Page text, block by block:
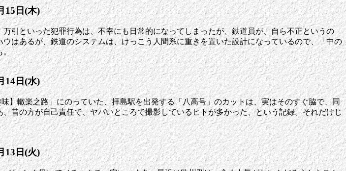
15日(木)
引といった犯罪行為は、不幸にも日常的になってしまったが、鉄道員が、自ら不正というの
はあるが、鉄道のシステムは、けっこう人間系に重きを置いた設計になっているので、「中の
14日(水)
】轍楽之路」にのっていた、拝島駅を出発する「八高号」のカットは、実はそのすぐ脇で、同
昔の方が自己責任で、ヤバいところで撮影しているヒトが多かった、という記録。それだけじ
13日(火)